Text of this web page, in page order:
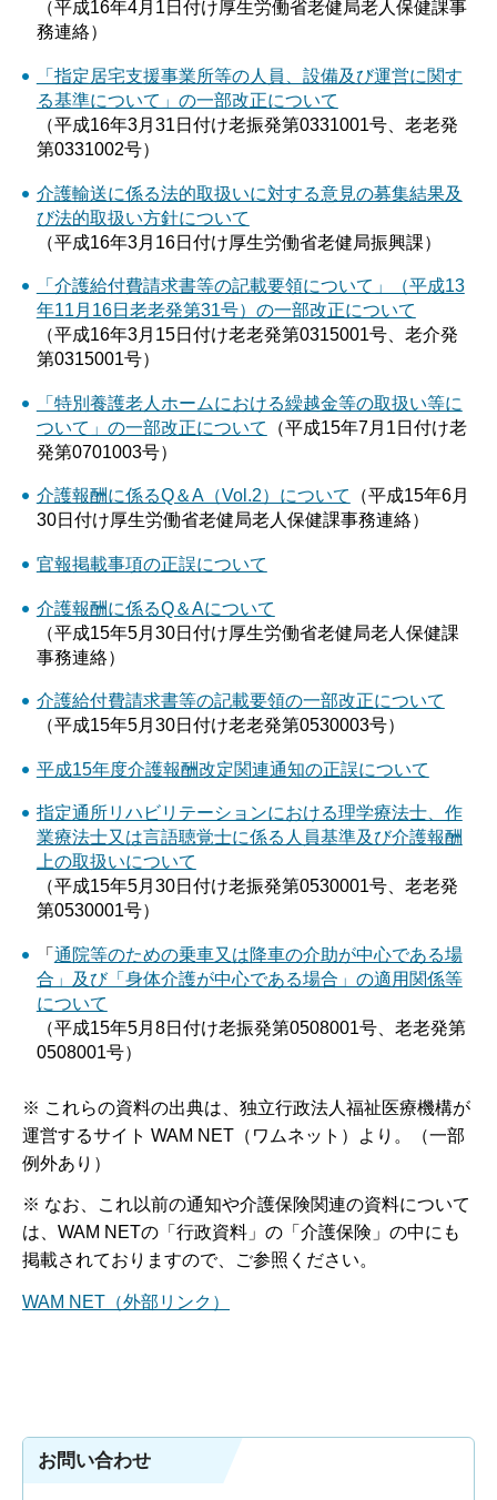
（平成16年4月1日付け厚生労働省老健局老人保健課事
務連絡）
「指定居宅支援事業所等の人員、設備及び運営に関す
る基準について」の一部改正について
（平成16年3月31日付け老振発第0331001号、老老発
第0331002号）
介護輸送に係る法的取扱いに対する意見の募集結果及
び法的取扱い方針について
（平成16年3月16日付け厚生労働省老健局振興課）
「介護給付費請求書等の記載要領について」（平成13
年11月16日老老発第31号）の一部改正について
（平成16年3月15日付け老老発第0315001号、老介発
第0315001号）
「特別養護老人ホームにおける繰越金等の取扱い等に
ついて」の一部改正について
（平成15年7月1日付け老
発第0701003号）
介護報酬に係るQ＆A（Vol.2）について
（平成15年6月
30日付け厚生労働省老健局老人保健課事務連絡）
官報掲載事項の正誤について
介護報酬に係るQ＆Aについて
（平成15年5月30日付け厚生労働省老健局老人保健課
事務連絡）
介護給付費請求書等の記載要領の一部改正について
（平成15年5月30日付け老老発第0530003号）
平成15年度介護報酬改定関連通知の正誤について
指定通所リハビリテーションにおける理学療法士、作
業療法士又は言語聴覚士に係る人員基準及び介護報酬
上の取扱いについて
（平成15年5月30日付け老振発第0530001号、老老発
第0530001号）
「 通院等のための乗車又は降車の介助が中心である場
合」及び「身体介護が中心である場合」の適用関係等
について
（平成15年5月8日付け老振発第0508001号、老老発第
0508001号）
※ これらの資料の出典は、独立行政法人福祉医療機構が
運営するサイト WAM NET（ワムネット）より。（一部
例外あり）
※ なお、これ以前の通知や介護保険関連の資料について
は、WAM NETの「行政資料」の「介護保険」の中にも
掲載されておりますので、ご参照ください。
WAM NET（外部リンク）
お問い合わせ